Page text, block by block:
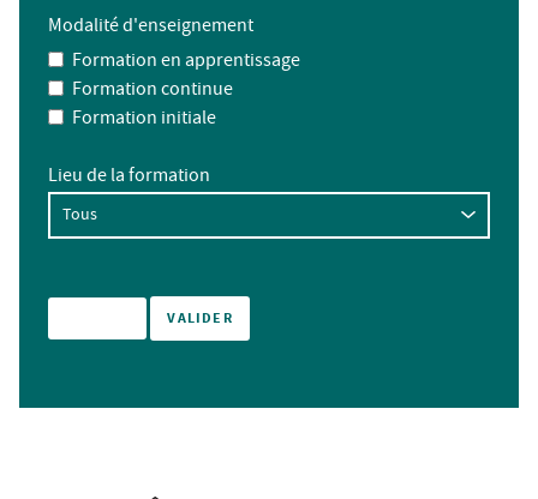
Modalité d'enseignement
Formation en apprentissage
Formation continue
Formation initiale
Lieu de la formation